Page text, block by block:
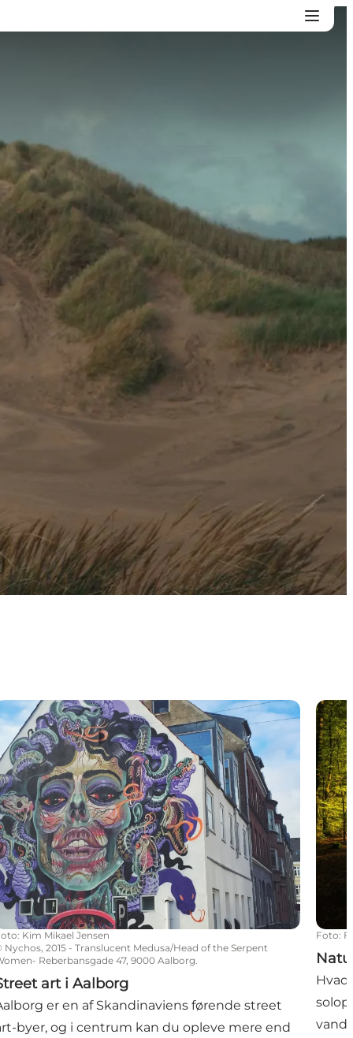
art i Aalborg
: Kim Mikael Jensen
Nychos, 2015 - Translucent Medusa/Head of the Serpent
Reberbansgade 47, 9000 Aalborg.
art i Aalborg
er en af Skandinaviens førende street
byer, og i centrum kan du opleve mere end
Foto: